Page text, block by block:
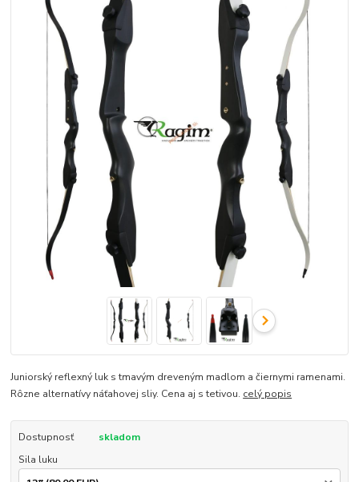
Juniorský reflexný luk s tmavým dreveným madlom a čiernymi ramenami.
Rôzne alternatívy náťahovej sliy. Cena aj s tetivou. celý popis
Dostupnosť
skladom
Sila luku